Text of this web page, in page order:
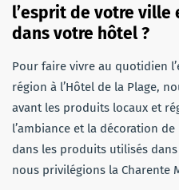
l’esprit de votre
dans votre hôtel ?
Pour faire vivre au quotidien
région à l’Hôtel de la Plage,
avant les produits locaux et
l’ambiance et la décoration
dans les produits utilisés
nous privilégions la Charente